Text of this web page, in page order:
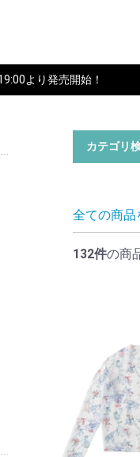
より発売開始！
カテゴリ
全ての商品
132件の商